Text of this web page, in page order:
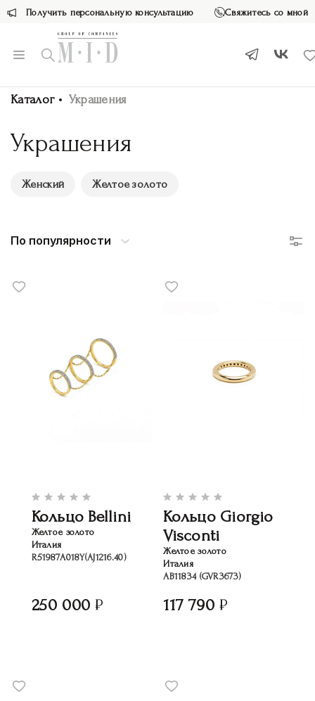
Получить персональную консультацию Свяжитесь со мной
Каталог Украшения
Украшения
Женский Желтое золото
По популярности
Кольцо Bellini
Желтое золото
Италия
R51987A018Y(AJ1216.40)
250 000
Кольцо Giorgio
Visconti
Желтое золото
Италия
AB11834 (GVR3673)
117 790